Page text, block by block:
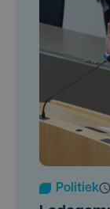
Politiek